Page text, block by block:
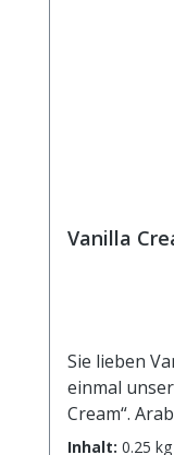
Vanilla
Sie lieben
einmal
Cream“.
Südamerika
Inhalt: 0.25 kg